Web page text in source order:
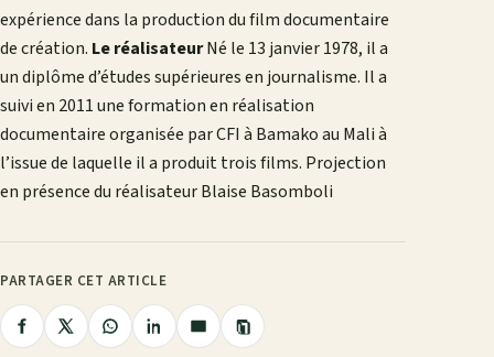
expérience dans la production du film documentaire
de création. Le réalisateurNé le 13 janvier 1978, il a
un diplôme d’études supérieures en journalisme. Il a
suivi en 2011 une formation en réalisation
documentaire organisée par CFI à Bamako au Mali à
l’issue de laquelle il a produit trois films. Projection
en présence du réalisateur Blaise Basomboli
PARTAGER CET ARTICLE
PartagerPartagerPartagerPartagerPartager
Copier
le